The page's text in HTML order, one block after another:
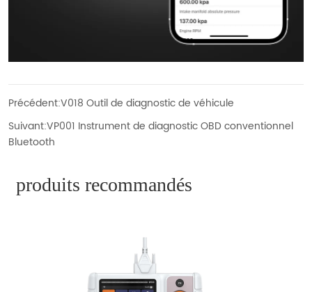
Précédent:V018 Outil de diagnostic de véhicule
Suivant:VP001 Instrument de diagnostic OBD conventionnel
Bluetooth
produits recommandés